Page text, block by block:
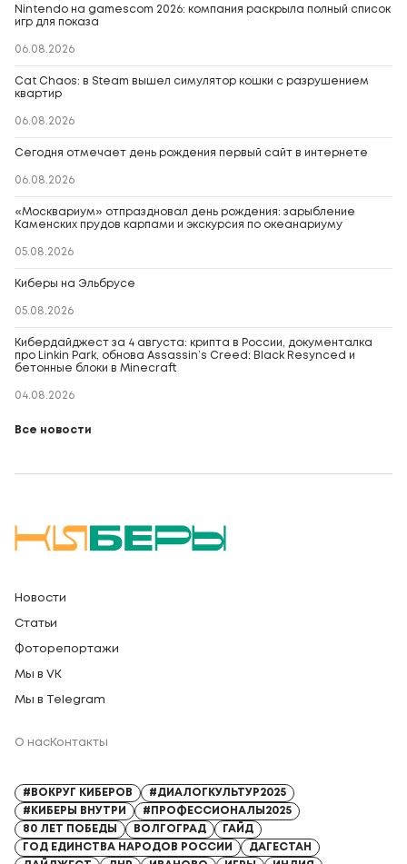
Nintendo на gamescom 2026: компания раскрыла полный список
игр для показа
06.08.2026
Cat Chaos: в Steam вышел симулятор кошки с разрушением
квартир
06.08.2026
Сегодня отмечает день рождения первый сайт в интернете
06.08.2026
«Москвариум» отпраздновал день рождения: зарыбление
Каменских прудов карпами и экскурсия по океанариуму
05.08.2026
Киберы на Эльбрусе
05.08.2026
Кибердайджест за 4 августа: крипта в России, документалка
про Linkin Park, обнова Assassin’s Creed: Black Resynced и
бетонные блоки в Minecraft
04.08.2026
Все новости
Новости
Статьи
Фоторепортажи
Мы в VK
Мы в Telegram
О насКонтакты
#ВОКРУГ КИБЕРОВ
#ДИАЛОГКУЛЬТУР2025
#КИБЕРЫ ВНУТРИ
#ПРОФЕССИОНАЛЫ2025
80 ЛЕТ ПОБЕДЫ
ВОЛГОГРАД
ГАЙД
ГОД ЕДИНСТВА НАРОДОВ РОССИИ
ДАГЕСТАН